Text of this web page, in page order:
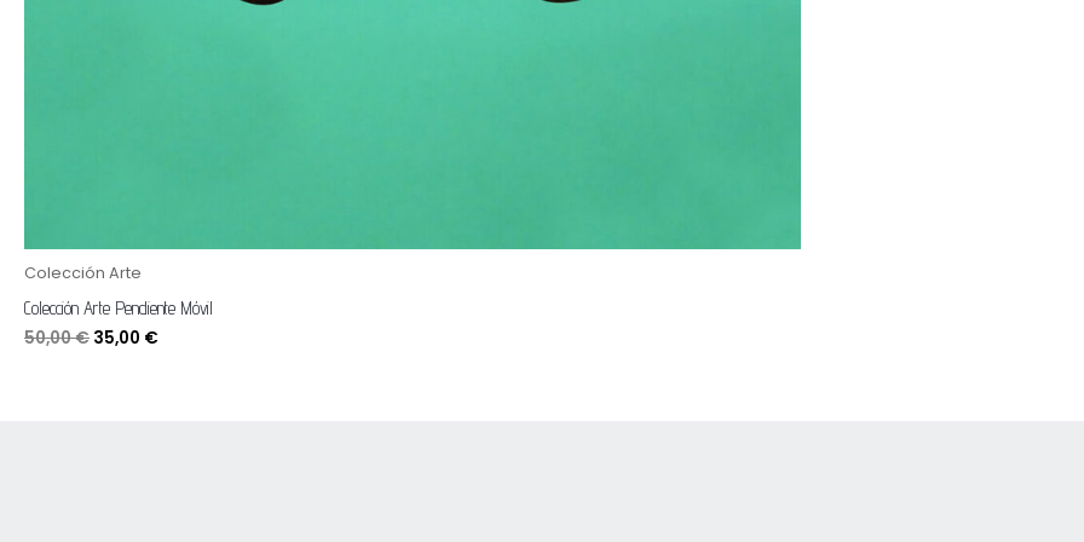
Colección Arte
Colección Arte Pendiente Móvil
50,00€ 35,00 €